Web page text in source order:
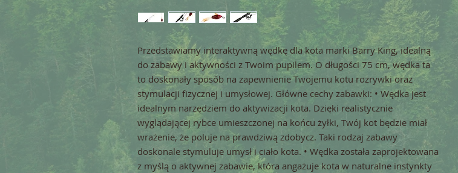
Przedstawiamy interaktywną wędkę dla kota marki Barry King, idealną
do zabawy i aktywności z Twoim pupilem. O długości 75 cm, wędka ta
to doskonały sposób na zapewnienie Twojemu kotu rozrywki oraz
stymulacji fizycznej i umysłowej. Główne cechy zabawki: • Wędka jest
idealnym narzędziem do aktywizacji kota. Dzięki realistycznie
wyglądającej rybce umieszczonej na końcu żyłki, Twój kot będzie miał
wrażenie, że poluje na prawdziwą zdobycz. Taki rodzaj zabawy
doskonale stymuluje umysł i ciało kota. • Wędka została zaprojektowana
z myślą o aktywnej zabawie, która angażuje kota w naturalne instynkty